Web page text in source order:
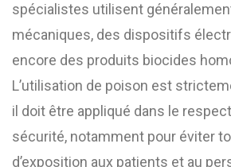
spécialistes utilisent
mécaniques, des dispositifs
encore des produits biocides
L’utilisation de poison est
il doit être appliqué dans le
sécurité, notamment pour éviter
d’exposition aux patients et au